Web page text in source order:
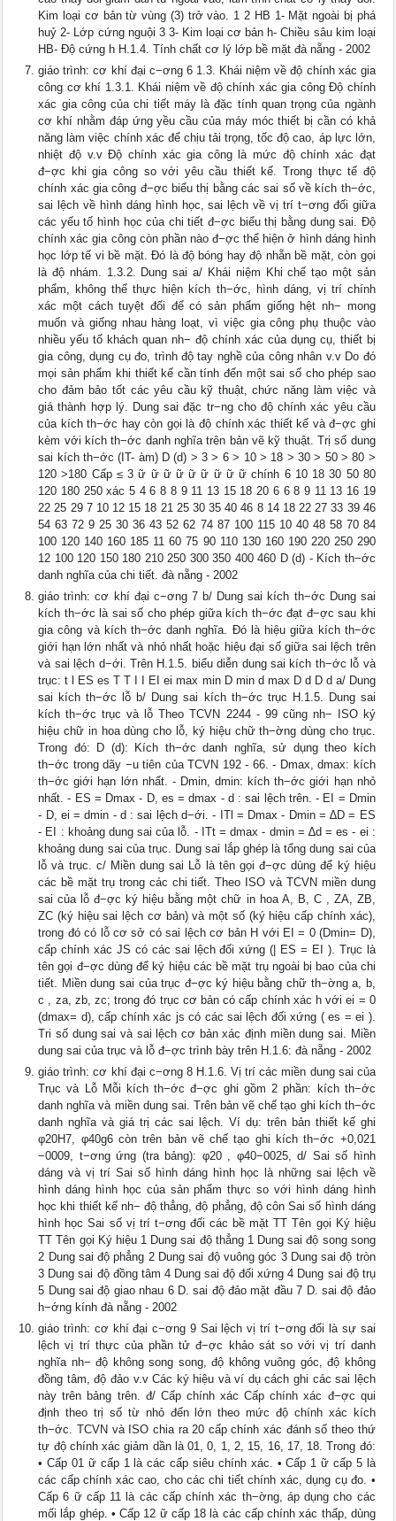
Kim loại cơ bản từ vùng (3) trở vào. 1 2 HB 1- Mặt ngoài bị phá
huỷ 2- Lớp cứng nguội 3 3- Kim loại cơ bản h- Chiều sâu kim loại
HB- Độ cứng h H.1.4. Tính chất cơ lý lớp bề mặt đà nẵng - 2002
giáo trình: cơ khí đại c−ơng 6 1.3. Khái niệm về độ chính xác gia
công cơ khí 1.3.1. Khái niệm về độ chính xác gia công Độ chính
xác gia công của chi tiết máy là đặc tính quan trọng của ngành
cơ khí nhằm đáp ứng yều cầu của máy móc thiết bị cần có khả
năng làm việc chính xác để chịu tải trọng, tốc độ cao, áp lực lớn,
nhiệt độ v.v Độ chính xác gia công là mức độ chính xác đạt
đ−ợc khi gia công so với yêu cầu thiết kế. Trong thực tế độ
chính xác gia công đ−ợc biểu thị bằng các sai số về kích th−ớc,
sai lệch về hình dáng hình học, sai lệch về vị trí t−ơng đối giữa
các yếu tố hình học của chi tiết đ−ợc biểu thị bằng dung sai. Độ
chính xác gia công còn phần nào đ−ợc thể hiện ở hình dáng hình
học lớp tế vi bề mặt. Đó là độ bóng hay độ nhẵn bề mặt, còn gọi
là độ nhám. 1.3.2. Dung sai a/ Khái niệm Khi chế tạo một sản
phẩm, không thể thực hiện kích th−ớc, hình dáng, vị trí chính
xác một cách tuyệt đối để có sản phẩm giống hệt nh− mong
muốn và giống nhau hàng loạt, vì việc gia công phụ thuộc vào
nhiều yếu tố khách quan nh− độ chính xác của dụng cụ, thiết bị
gia công, dụng cụ đo, trình độ tay nghề của công nhân v.v Do đó
mọi sản phẩm khi thiết kế cần tính đến một sai số cho phép sao
cho đảm bảo tốt các yêu cầu kỹ thuật, chức năng làm việc và
giá thành hợp lý. Dung sai đặc tr−ng cho độ chính xác yêu cầu
của kích th−ớc hay còn gọi là độ chính xác thiết kế và đ−ợc ghi
kèm với kích th−ớc danh nghĩa trên bản vẽ kỹ thuật. Trị số dung
sai kích th−ớc (IT- àm) D (d) > 3 > 6 > 10 > 18 > 30 > 50 > 80 >
120 >180 Cấp ≤ 3 ữ ữ ữ ữ ữ ữ ữ ữ ữ chính 6 10 18 30 50 80
120 180 250 xác 5 4 6 8 8 9 11 13 15 18 20 6 6 8 9 11 13 16 19
22 25 29 7 10 12 15 18 21 25 30 35 40 46 8 14 18 22 27 33 39 46
54 63 72 9 25 30 36 43 52 62 74 87 100 115 10 40 48 58 70 84
100 120 140 160 185 11 60 75 90 110 130 160 190 220 250 290
12 100 120 150 180 210 250 300 350 400 460 D (d) - Kích th−ớc
danh nghĩa của chi tiết. đà nẵng - 2002
giáo trình: cơ khí đại c−ơng 7 b/ Dung sai kích th−ớc Dung sai
kích th−ớc là sai số cho phép giữa kích th−ớc đạt đ−ợc sau khi
gia công và kích th−ớc danh nghĩa. Đó là hiệu giữa kích th−ớc
giới hạn lớn nhất và nhỏ nhất hoặc hiệu đại số giữa sai lệch trên
và sai lệch d−ới. Trên H.1.5. biểu diễn dung sai kích th−ớc lỗ và
trục: t l ES es T T I I EI ei max min D min d max D d D d a/ Dung
sai kích th−ớc lỗ b/ Dung sai kích th−ớc trục H.1.5. Dung sai
kích th−ớc trục và lỗ Theo TCVN 2244 - 99 cũng nh− ISO ký
hiệu chữ in hoa dùng cho lỗ, ký hiệu chữ th−ờng dùng cho trục.
Trong đó: D (d): Kích th−ớc danh nghĩa, sử dụng theo kích
th−ớc trong dãy −u tiên của TCVN 192 - 66. - Dmax, dmax: kích
th−ớc giới hạn lớn nhất. - Dmin, dmin: kích th−ớc giới hạn nhỏ
nhất. - ES = Dmax - D, es = dmax - d : sai lệch trên. - EI = Dmin
- D, ei = dmin - d : sai lệch d−ới. - ITl = Dmax - Dmin = ∆D = ES
- EI : khoảng dung sai của lỗ. - ITt = dmax - dmin = ∆d = es - ei :
khoảng dung sai của trục. Dung sai lắp ghép là tổng dung sai của
lỗ và trục. c/ Miền dung sai Lỗ là tên gọi đ−ợc dùng để ký hiệu
các bề mặt trụ trong các chi tiết. Theo ISO và TCVN miền dung
sai của lỗ đ−ợc ký hiệu bằng một chữ in hoa A, B, C , ZA, ZB,
ZC (ký hiệu sai lệch cơ bản) và một số (ký hiệu cấp chính xác),
trong đó có lỗ cơ sở có sai lệch cơ bản H với EI = 0 (Dmin= D),
cấp chính xác JS có các sai lệch đối xứng (| ES = EI ). Trục là
tên gọi đ−ợc dùng để ký hiệu các bề mặt trụ ngoài bị bao của chi
tiết. Miền dung sai của trục đ−ợc ký hiệu bằng chữ th−ờng a, b,
c , za, zb, zc; trong đó trục cơ bản có cấp chính xác h với ei = 0
(dmax= d), cấp chính xác js có các sai lệch đối xứng ( es = ei ).
Tri số dung sai và sai lệch cơ bản xác định miền dung sai. Miền
dung sai của trục và lỗ đ−ợc trình bày trên H.1.6: đà nẵng - 2002
giáo trình: cơ khí đại c−ơng 8 H.1.6. Vị trí các miền dung sai của
Trục và Lỗ Mỗi kích th−ớc đ−ợc ghi gồm 2 phần: kích th−ớc
danh nghĩa và miền dung sai. Trên bản vẽ chế tạo ghi kích th−ớc
danh nghĩa và giá trị các sai lệch. Ví dụ: trên bản thiết kế ghi
φ20H7, φ40g6 còn trên bản vẽ chế tạo ghi kích th−ớc +0,021
−0009, t−ơng ứng (tra bảng): φ20 , φ40−0025, d/ Sai số hình
dáng và vị trí Sai số hình dáng hình học là những sai lệch về
hình dáng hình học của sản phẩm thực so với hình dáng hình
học khi thiết kế nh− độ thẳng, độ phẳng, độ côn Sai số hình dáng
hình học Sai số vị trí t−ơng đối các bề mặt TT Tên gọi Ký hiệu
TT Tên gọi Ký hiệu 1 Dung sai độ thẳng 1 Dung sai độ song song
2 Dung sai độ phẳng 2 Dung sai độ vuông góc 3 Dung sai độ tròn
3 Dung sai độ đồng tâm 4 Dung sai độ đối xứng 4 Dung sai độ trụ
5 Dung sai độ giao nhau 6 D. sai độ đảo mặt đầu 7 D. sai độ đảo
h−ớng kính đà nẵng - 2002
giáo trình: cơ khí đại c−ơng 9 Sai lệch vị trí t−ơng đối là sự sai
lệch vị trí thực của phần tử đ−ợc khảo sát so với vị trí danh
nghĩa nh− độ không song song, độ không vuông góc, độ không
đồng tâm, độ đảo v.v Các ký hiệu và ví dụ cách ghi các sai lệch
này trên bảng trên. đ/ Cấp chính xác Cấp chính xác đ−ợc qui
định theo trị số từ nhỏ đến lớn theo mức độ chính xác kích
th−ớc. TCVN và ISO chia ra 20 cấp chính xác đánh số theo thứ
tự độ chính xác giảm dần là 01, 0, 1, 2, 15, 16, 17, 18. Trong đó:
• Cấp 01 ữ cấp 1 là các cấp siêu chính xác. • Cấp 1 ữ cấp 5 là
các cấp chính xác cao, cho các chi tiết chính xác, dụng cụ đo. •
Cấp 6 ữ cấp 11 là các cấp chính xác th−ờng, áp dụng cho các
mối lắp ghép. • Cấp 12 ữ cấp 18 là các cấp chính xác thấp, dùng